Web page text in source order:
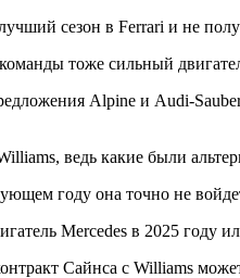
сезон в Ferrari и не
тоже сильный
Alpine и Audi-
ведь какие были
году она точно не
Mercedes в 2025 году
Сайнса с Williams